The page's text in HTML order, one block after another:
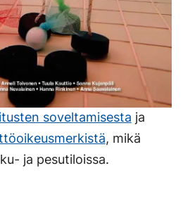
soveltamisesta ja
, mikä
ja pesutiloissa.